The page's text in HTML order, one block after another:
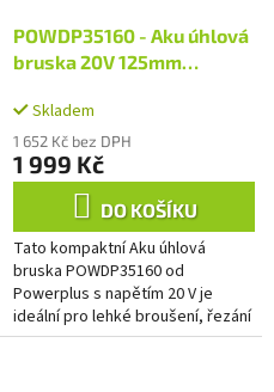
POWDP35160 - Aku úhlová
bruska 20V 125mm
Skladem
1 652 Kč bez DPH
1 999 Kč
DO KOŠÍKU
Tato kompaktní Aku úhlová
bruska POWDP35160 od
Powerplus s napětím 20 V je
ideální pro lehké broušení, řezání
a odstraňování otřepů. Díky své